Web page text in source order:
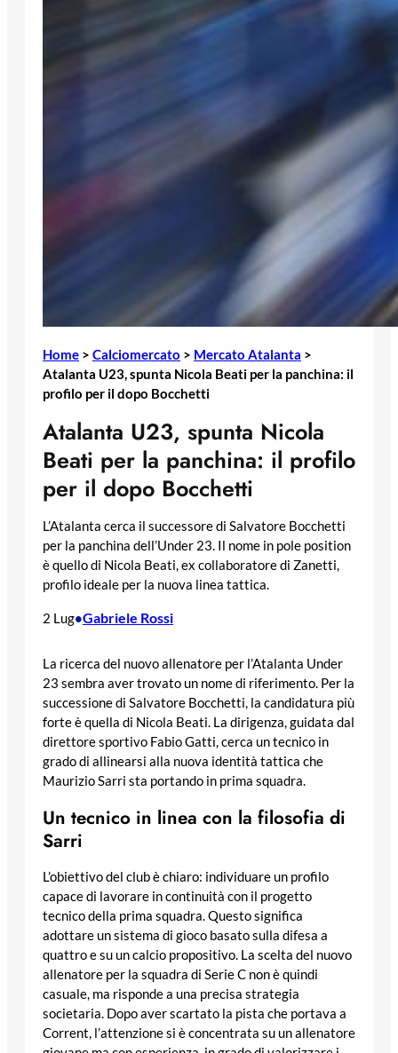
Home > Calciomercato > Mercato Atalanta >
Atalanta U23, spunta Nicola Beati per la panchina: il
profilo per il dopo Bocchetti
Atalanta U23, spunta Nicola
Beati per la panchina: il profilo
per il dopo Bocchetti
L’Atalanta cerca il successore di Salvatore Bocchetti
per la panchina dell’Under 23. Il nome in pole position
è quello di Nicola Beati, ex collaboratore di Zanetti,
profilo ideale per la nuova linea tattica.
2 Lug•Gabriele Rossi
La ricerca del nuovo allenatore per l’Atalanta Under
23 sembra aver trovato un nome di riferimento. Per la
successione di Salvatore Bocchetti, la candidatura più
forte è quella di Nicola Beati. La dirigenza, guidata dal
direttore sportivo Fabio Gatti, cerca un tecnico in
grado di allinearsi alla nuova identità tattica che
Maurizio Sarri sta portando in prima squadra.
Un tecnico in linea con la filosofia di
Sarri
L’obiettivo del club è chiaro: individuare un profilo
capace di lavorare in continuità con il progetto
tecnico della prima squadra. Questo significa
adottare un sistema di gioco basato sulla difesa a
quattro e su un calcio propositivo. La scelta del nuovo
allenatore per la squadra di Serie C non è quindi
casuale, ma risponde a una precisa strategia
societaria. Dopo aver scartato la pista che portava a
Corrent, l’attenzione si è concentrata su un allenatore